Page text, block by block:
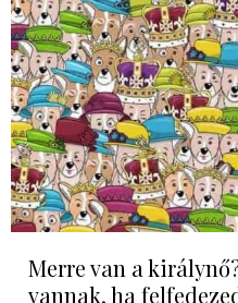
Merre van a
vannak, ha